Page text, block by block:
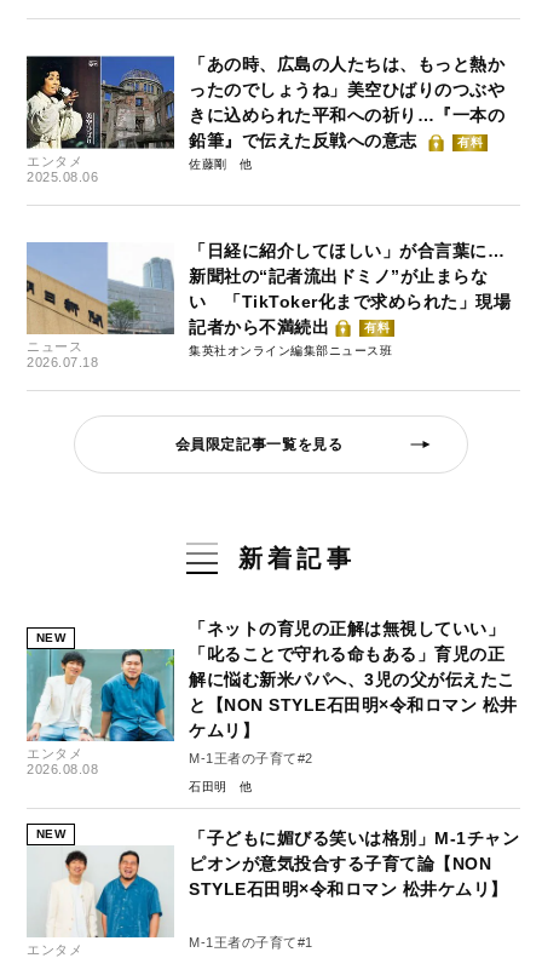
エンタメ
2025.08.06
「あの時、広島の人たちは、もっと熱か
ったのでしょうね」美空ひばりのつぶや
きに込められた平和への祈り…『一本の
鉛筆』で伝えた反戦への意志
有料
佐藤剛
ニュース
2026.07.18
「日経に紹介してほしい」が合言葉に…
新聞社の“記者流出ドミノ”が止まらな
い 「TikToker化まで求められた」現場
記者から不満続出
有料
集英社オンライン編集部ニュース班
会員限定記事一覧を見る
新着記事
NEW
エンタメ
2026.08.08
「ネットの育児の正解は無視していい」
「叱ることで守れる命もある」育児の正
解に悩む新米パパへ、3児の父が伝えたこ
と【NON STYLE石田明×令和ロマン 松井
ケムリ】
M-1王者の子育て#2
石田明
NEW
エンタメ
「子どもに媚びる笑いは格別」M-1チャン
ピオンが意気投合する子育て論【NON
STYLE石田明×令和ロマン 松井ケムリ】
M-1王者の子育て#1